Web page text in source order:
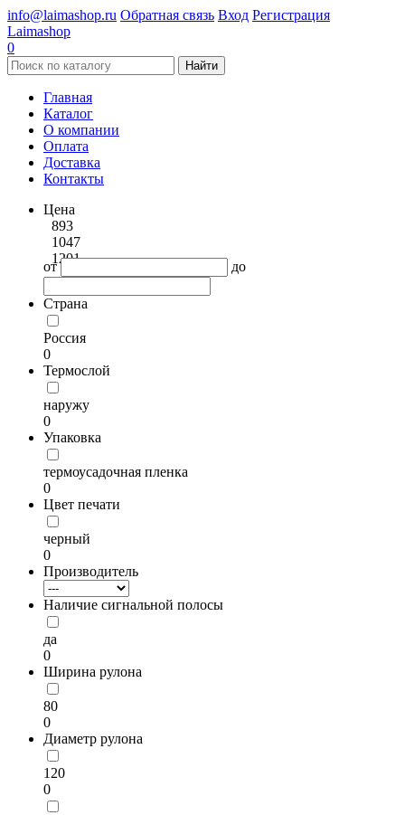
info@laimashop.ru Обратная связь Вход Регистрация
Laimashop
0
Найти
Главная
Каталог
О компании
Оплата
Доставка
Контакты
Цена
893
1047
1201
от до
Страна
Россия
0
Термослой
наружу
0
Упаковка
термоусадочная пленка
0
Цвет печати
черный
0
Производитель
Наличие сигнальной полосы
да
0
Ширина рулона
80
0
Диаметр рулона
120
0